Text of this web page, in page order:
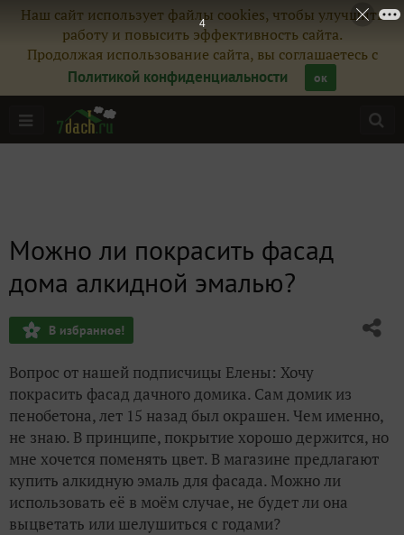
Наш сайт использует файлы cookies, чтобы улучшить
работу и повысить эффективность сайта.
Продолжая использование сайта, вы соглашаетесь с
Политикой конфиденциальности
ок
Можно ли покрасить фасад
дома алкидной эмалью?
В избранное!
Вопрос от нашей подписчицы Елены: Хочу
покрасить фасад дачного домика. Сам домик из
пенобетона, лет 15 назад был окрашен. Чем именно,
не знаю. В принципе, покрытие хорошо держится, но
мне хочется поменять цвет. В магазине предлагают
купить алкидную эмаль для фасада. Можно ли
использовать её в моём случае, не будет ли она
выцветать или шелушиться с годами?
4